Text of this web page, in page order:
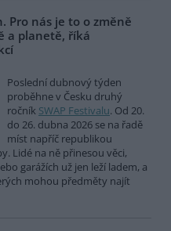
Pro nás je to o změně
a planetě, říká
Poslední dubnový týden
proběhne v Česku druhý
ročník SWAP Festivalu. Od 20.
do 26. dubna 2026 se na řadě
míst napříč republikou
Lidé na ně přinesou věci,
garážích už jen leží ladem, a
mohou předměty najít